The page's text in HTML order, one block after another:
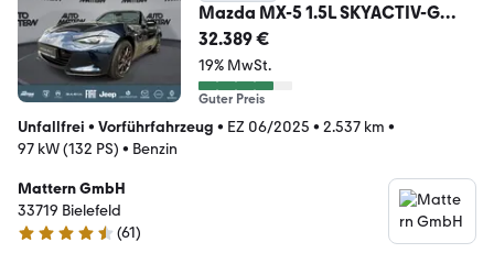
Mazda MX-5 1.5L SKYACTIV-G
Homura Recaro Brembo Navi
32.389 €
19% MwSt.
Guter Preis
Unfallfrei • Vorführfahrzeug • EZ 06/2025 • 2.537 km •
97 kW (132 PS) • Benzin
Mattern GmbH
33719 Bielefeld
4.4 Sterne
(61)